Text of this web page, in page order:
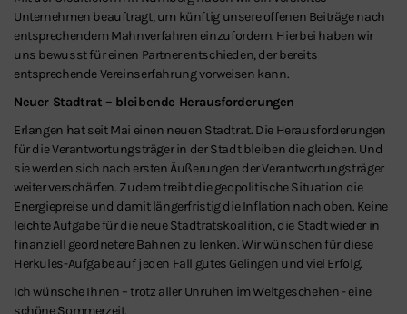
Unternehmen beauftragt, um künftig unsere offenen Beiträge nach
entsprechendem Mahnverfahren einzufordern. Hierbei haben wir
uns bewusst für einen Partner entschieden, der bereits
entsprechende Vereinserfahrung vorweisen kann.
Neuer Stadtrat – bleibende Herausforderungen
Erlangen hat seit Mai einen neuen Stadtrat. Die Herausforderungen
für die Verantwortungsträger in der Stadt bleiben die gleichen. Und
sie werden sich nach ersten Äußerungen der Verantwortungsträger
weiter verschärfen. Zudem treibt die geopolitische Situation die
Energiepreise und damit längerfristig die Inflation nach oben. Keine
leichte Aufgabe für die neue Stadtratskoalition, die Stadt wieder in
finanziell geordnetere Bahnen zu lenken. Wir wünschen für diese
Herkules-Aufgabe auf jeden Fall gutes Gelingen und viel Erfolg.
Ich wünsche Ihnen – trotz aller Unruhen im Weltgeschehen - eine
schöne Sommerzeit.